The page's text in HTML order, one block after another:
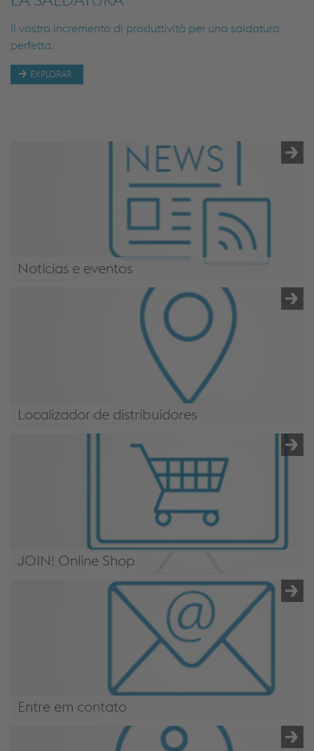
INDÚSTRIA MINERAÇÃO
Il vostro incremento di produttività per una saldatura
perfetta.
EXPLORAR
INDÚSTRIA MINERAÇÃO
Notícias e eventos
Notícias e eventos
Localizador de distribuidores
Distribuidores & Service Partners
https://weldingshop.voestalpine.com/
Entre em contato